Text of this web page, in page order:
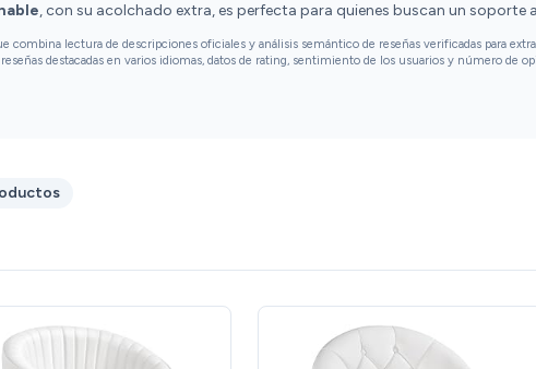
, con su acolchado extra, es perfecta para quienes buscan un soporte
combina lectura de descripciones oficiales y análisis semántico de reseñas verificadas para
destacadas en varios idiomas, datos de rating, sentimiento de los usuarios y número de